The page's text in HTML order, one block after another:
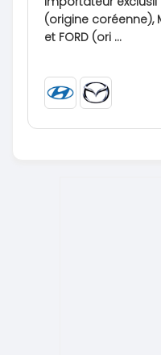
(origine coréenne),
et FORD (ori ...